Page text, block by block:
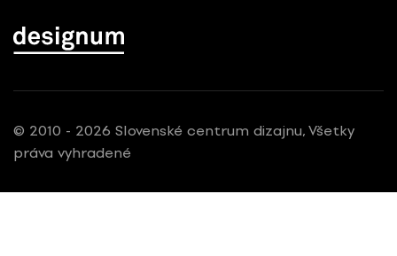
© 2010 - 2026 Slovenské centrum dizajnu, Všetky
práva vyhradené